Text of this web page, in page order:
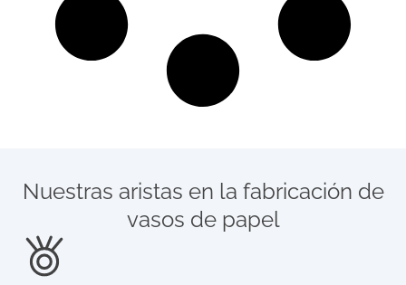
Nuestras aristas en la fabricación de
vasos de papel